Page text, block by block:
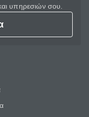
υπηρεσιών σου.